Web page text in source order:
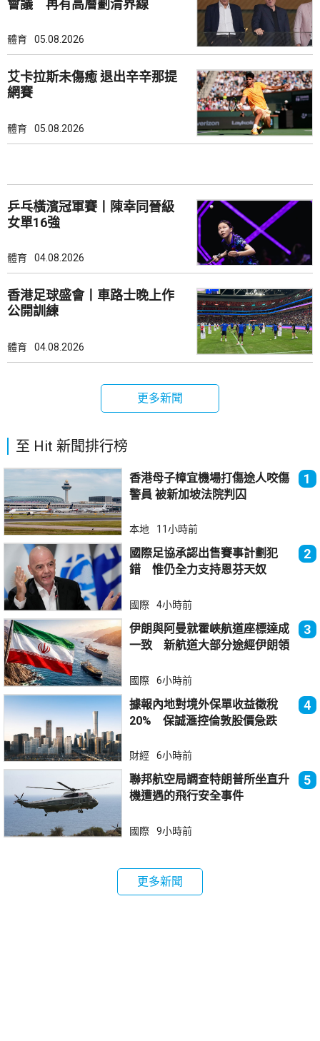
會議 再有高層劃清界線
體育 05.08.2026
艾卡拉斯未傷癒 退出辛辛那提
網賽
體育 05.08.2026
乒乓橫濱冠軍賽丨陳幸同晉級
女單16強
體育 04.08.2026
香港足球盛會丨車路士晚上作
公開訓練
體育 04.08.2026
更多新聞
至 Hit 新聞排行榜
香港母子樟宜機場打傷途人咬傷
警員 被新加坡法院判囚
1
本地 11小時前
國際足協承認出售賽事計劃犯
錯 惟仍全力支持恩芬天奴
2
國際 4小時前
伊朗與阿曼就霍峽航道座標達成
一致 新航道大部分途經伊朗領
3
國際 6小時前
據報內地對境外保單收益徵稅
20% 保誠滙控倫敦股價急跌
4
財經 6小時前
聯邦航空局調查特朗普所坐直升
機遭遇的飛行安全事件
5
國際 9小時前
更多新聞